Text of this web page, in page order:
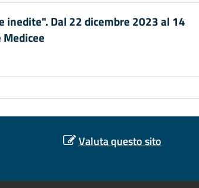
inedite". Dal 22 dicembre 2023 al 14
Valuta questo sito